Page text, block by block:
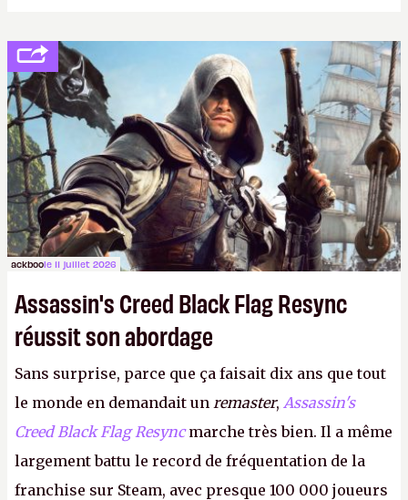
ackboole 11 juillet 2026
Assassin's Creed Black Flag Resync
réussit son abordage
Sans surprise, parce que ça faisait dix ans que tout
le monde en demandait un remaster, Assassin's
Creed Black Flag Resyncmarche très bien. Il a même
largement battu le record de fréquentation de la
franchise sur Steam, avec presque 100 000 joueurs